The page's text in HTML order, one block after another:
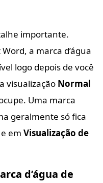
importante.
a marca d’água
logo depois de você
visualização Normal
Uma marca
geralmente só fica
e em Visualização de
d’água de